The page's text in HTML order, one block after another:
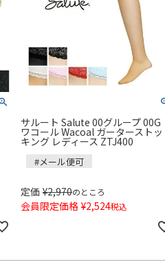
サルート Salute 00グループ 00G
ワコール Wacoal ガーターストッ
キング レディース ZTJ400
#メール便可
定価 ¥2,970のところ
会員限定価格 ¥2,524税込